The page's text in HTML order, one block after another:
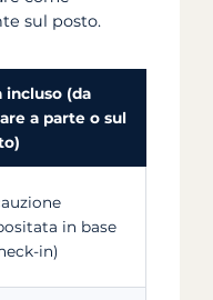
sul posto.
incluso (da
a parte o sul
in base
in)